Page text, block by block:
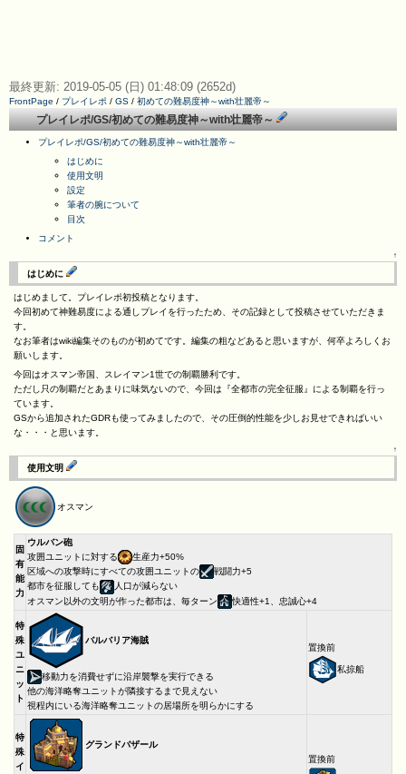
最終更新: 2019-05-05 (日) 01:48:09 (2652d)
FrontPage / プレイレポ / GS / 初めての難易度神～with壮麗帝～
プレイレポ/GS/初めての難易度神～with壮麗帝～
プレイレポ/GS/初めての難易度神～with壮麗帝～
はじめに
使用文明
設定
筆者の腕について
目次
コメント
↑
はじめに
はじめまして。プレイレポ初投稿となります。
今回初めて神難易度による通しプレイを行ったため、その記録として投稿させていただきま
す。
なお筆者はwiki編集そのものが初めてです。編集の粗などあると思いますが、何卒よろしくお
願いします。
今回はオスマン帝国、スレイマン1世での制覇勝利です。
ただし只の制覇だとあまりに味気ないので、今回は『全都市の完全征服』による制覇を行っ
ています。
GSから追加されたGDRも使ってみましたので、その圧倒的性能を少しお見せできればいい
な・・・と思います。
↑
使用文明
オスマン
固
有
能
力
ウルバン砲
攻囲ユニットに対する
生産力+50%
区域への攻撃時にすべての攻囲ユニットの
戦闘力+5
都市を征服しても
人口が減らない
オスマン以外の文明が作った都市は、毎ターン
快適性+1、忠誠心+4
特
殊
ユ
ニ
ッ
ト
バルバリア海賊
移動力を消費せずに沿岸襲撃を実行できる
他の海洋略奪ユニットが隣接するまで見えない
視程内にいる海洋略奪ユニットの居場所を明らかにする
置換前
私掠船
特
殊
イ
グランドバザール
置換前